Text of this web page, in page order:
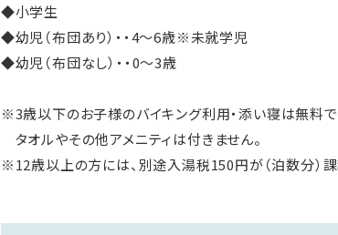
◆小学生
◆幼児（布団あり）・・4～6歳※未就学児
◆幼児（布団なし）・・0～3歳
※3歳以下のお子様のバイキング利用・添い寝は無料で
タオルやその他アメニティは付きません。
※12歳以上の方には、別途入湯税150円が（泊数分）課